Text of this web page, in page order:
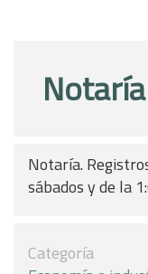
Notaría.
sábados y de la
Categoría